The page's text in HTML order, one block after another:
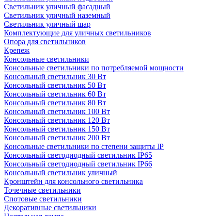
Светильник уличный фасадный
Светильник уличный наземный
Cветильник уличный шар
Комплектующие для уличных светильников
Опора для светильников
Крепеж
Консольные светильники
Консольные светильники по потребляемой мощности
Консольный светильник 30 Вт
Консольный светильник 50 Вт
Консольный светильник 60 Вт
Консольный светильник 80 Вт
Консольный светильник 100 Вт
Консольный светильник 120 Вт
Консольный светильник 150 Вт
Консольный светильник 200 Вт
Консольные светильники по степени защиты IP
Консольный светодиодный светильник IP65
Консольный светодиодный светильник IP66
Консольный светильник уличный
Кронштейн для консольного светильника
Точечные светильники
Спотовые светильники
Декоративные светильники